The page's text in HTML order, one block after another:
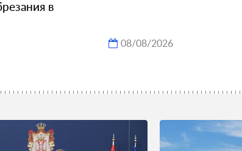
в
08/08/2026